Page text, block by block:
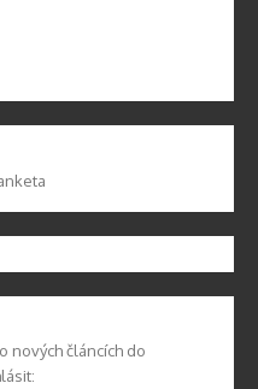
nových článcích do